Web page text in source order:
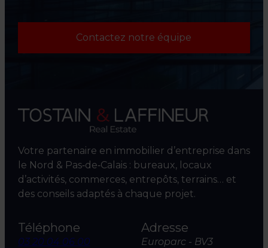
Contactez notre équipe
Votre partenaire en immobilier d’entreprise dans
le Nord & Pas‑de‑Calais : bureaux, locaux
d’activités, commerces, entrepôts, terrains… et
des conseils adaptés à chaque projet.
Téléphone
03 20 04 06 00
Adresse
Europarc - BV3